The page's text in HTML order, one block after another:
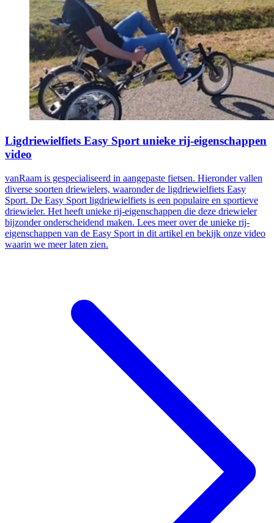
Ligdriewielfiets Easy Sport unieke rij-eigenschappen
video
vanRaam is gespecialiseerd in aangepaste fietsen. Hieronder vallen
diverse soorten driewielers, waaronder de ligdriewielfiets Easy
Sport. De Easy Sport ligdriewielfiets is een populaire en sportieve
driewieler. Het heeft unieke rij-eigenschappen die deze driewieler
bijzonder onderscheidend maken. Lees meer over de unieke rij-
eigenschappen van de Easy Sport in dit artikel en bekijk onze video
waarin we meer laten zien.